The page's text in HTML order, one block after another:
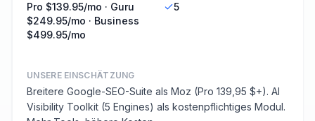
Pro $139.95/mo · Guru
$249.95/mo · Business
$499.95/mo
5
UNSERE EINSCHÄTZUNG
Breitere Google-SEO-Suite als Moz (Pro 139,95 $+). AI
Visibility Toolkit (5 Engines) als kostenpflichtiges Modul.